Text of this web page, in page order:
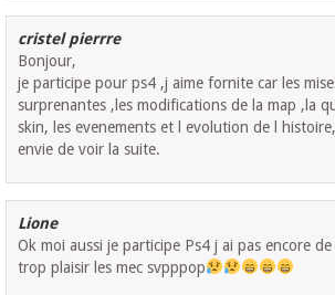
cristel pierrre
Bonjour,
je participe pour ps4 ,j aime fornite car les
surprenantes ,les modifications de la map ,la
skin, les evenements et l evolution de l
envie de voir la suite.
Lione
Ok moi aussi je participe Ps4 j ai pas encore
trop plaisir les mec svpppop